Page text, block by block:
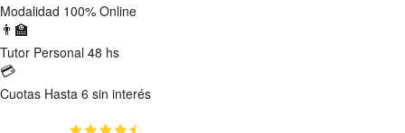
Modalidad 100% Online
👨‍🏫
Tutor Personal 48 hs
💳
Cuotas Hasta 6 sin interés